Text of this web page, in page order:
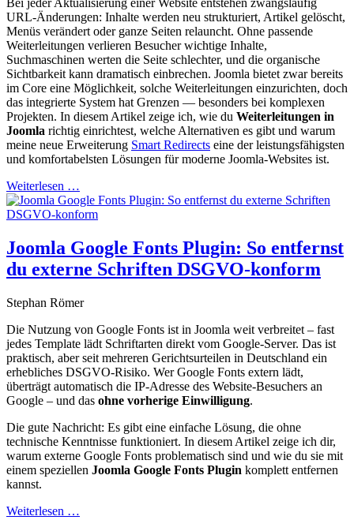
URL-Änderungen: Inhalte werden neu strukturiert, Artikel gelöscht,
Menüs verändert oder ganze Seiten relauncht. Ohne passende
Weiterleitungen verlieren Besucher wichtige Inhalte,
Suchmaschinen werten die Seite schlechter, und die organische
Sichtbarkeit kann dramatisch einbrechen. Joomla bietet zwar bereits
im Core eine Möglichkeit, solche Weiterleitungen einzurichten, doch
das integrierte System hat Grenzen — besonders bei komplexen
Projekten. In diesem Artikel zeige ich, wie du Weiterleitungen in
Joomla richtig einrichtest, welche Alternativen es gibt und warum
meine neue Erweiterung Smart Redirects eine der leistungsfähigsten
und komfortabelsten Lösungen für moderne Joomla-Websites ist.
Weiterlesen …
Joomla Google Fonts Plugin: So entfernst
du externe Schriften DSGVO-konform
Stephan Römer
Die Nutzung von Google Fonts ist in Joomla weit verbreitet – fast
jedes Template lädt Schriftarten direkt vom Google-Server. Das ist
praktisch, aber seit mehreren Gerichtsurteilen in Deutschland ein
erhebliches DSGVO-Risiko. Wer Google Fonts extern lädt,
überträgt automatisch die IP-Adresse des Website-Besuchers an
Google – und das ohne vorherige Einwilligung.
Die gute Nachricht: Es gibt eine einfache Lösung, die ohne
technische Kenntnisse funktioniert. In diesem Artikel zeige ich dir,
warum externe Google Fonts problematisch sind und wie du sie mit
einem speziellen Joomla Google Fonts Plugin komplett entfernen
kannst.
Weiterlesen …